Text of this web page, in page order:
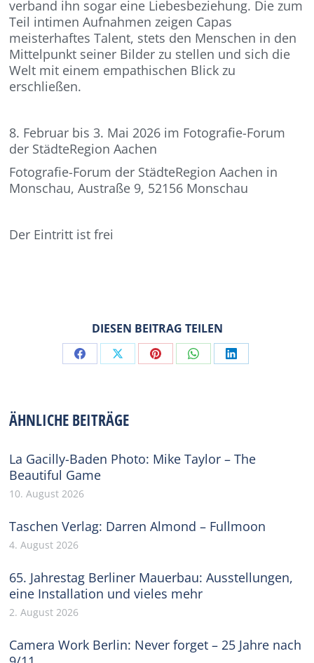
verband ihn sogar eine Liebesbeziehung. Die zum
Teil intimen Aufnahmen zeigen Capas
meisterhaftes Talent, stets den Menschen in den
Mittelpunkt seiner Bilder zu stellen und sich die
Welt mit einem empathischen Blick zu
erschließen.
8. Februar bis 3. Mai 2026 im Fotografie-Forum
der StädteRegion Aachen
Fotografie-Forum der StädteRegion Aachen in
Monschau, Austraße 9, 52156 Monschau
Der Eintritt ist frei
DIESEN BEITRAG TEILEN
Share Share Share Share Share
ÄHNLICHE BEITRÄGE
La Gacilly-Baden Photo: Mike Taylor – The
Beautiful Game
10. August 2026
Taschen Verlag: Darren Almond – Fullmoon
4. August 2026
65. Jahrestag Berliner Mauerbau: Ausstellungen,
eine Installation und vieles mehr
2. August 2026
Camera Work Berlin: Never forget – 25 Jahre nach